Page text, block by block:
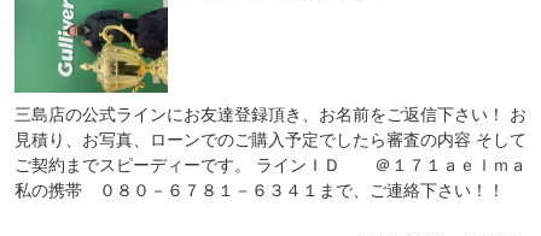
三島店の公式ラインにお友達登録頂き、お名前をご返信下さい！ お
見積り、お写真、ローンでのご購入予定でしたら審査の内容 そして
ご契約までスピーディーです。 ラインＩＤ ＠１７１ａｅｌｍａ
私の携帯 ０８０－６７８１－６３４１まで、ご連絡下さい！！